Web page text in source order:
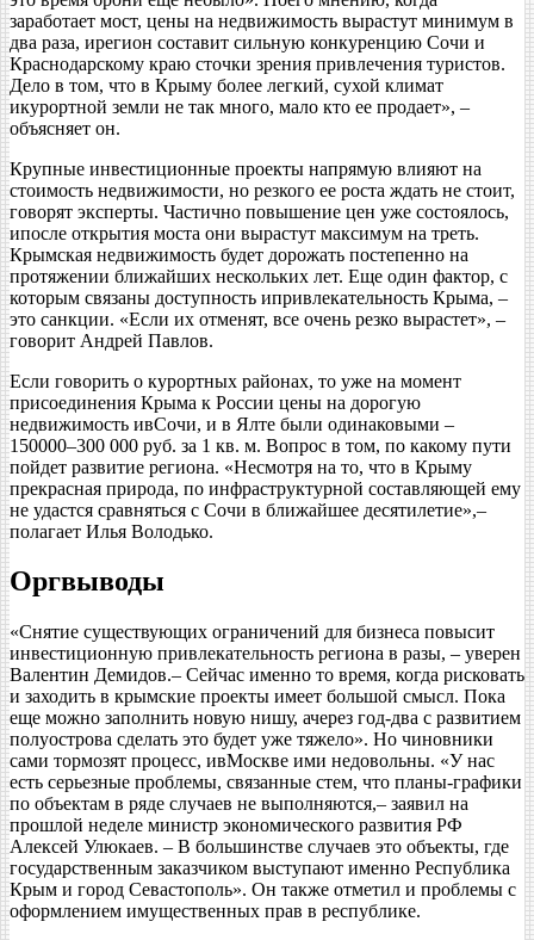
заработает мост, цены на недвижимость вырастут минимум в
два раза, ирегион составит сильную конкуренцию Сочи и
Краснодарскому краю сточки зрения привлечения туристов.
Дело в том, что в Крыму более легкий, сухой климат
икурортной земли не так много, мало кто ее продает», –
объясняет он.
Крупные инвестиционные проекты напрямую влияют на
стоимость недвижимости, но резкого ее роста ждать не стоит,
говорят эксперты. Частично повышение цен уже состоялось,
ипосле открытия моста они вырастут максимум на треть.
Крымская недвижимость будет дорожать постепенно на
протяжении ближайших нескольких лет. Еще один фактор, с
которым связаны доступность ипривлекательность Крыма, –
это санкции. «Если их отменят, все очень резко вырастет», –
говорит Андрей Павлов.
Если говорить о курортных районах, то уже на момент
присоединения Крыма к России цены на дорогую
недвижимость ивСочи, и в Ялте были одинаковыми –
150000–300 000 руб. за 1 кв. м. Вопрос в том, по какому пути
пойдет развитие региона. «Несмотря на то, что в Крыму
прекрасная природа, по инфраструктурной составляющей ему
не удастся сравняться с Сочи в ближайшее десятилетие»,–
полагает Илья Володько.
Оргвыводы
«Снятие существующих ограничений для бизнеса повысит
инвестиционную привлекательность региона в разы, – уверен
Валентин Демидов.– Сейчас именно то время, когда рисковать
и заходить в крымские проекты имеет большой смысл. Пока
еще можно заполнить новую нишу, ачерез год-два с развитием
полуострова сделать это будет уже тяжело». Но чиновники
сами тормозят процесс, ивМоскве ими недовольны. «У нас
есть серьезные проблемы, связанные стем, что планы-графики
по объектам в ряде случаев не выполняются,– заявил на
прошлой неделе министр экономического развития РФ
Алексей Улюкаев. – В большинстве случаев это объекты, где
государственным заказчиком выступают именно Республика
Крым и город Севастополь». Он также отметил и проблемы с
оформлением имущественных прав в республике.